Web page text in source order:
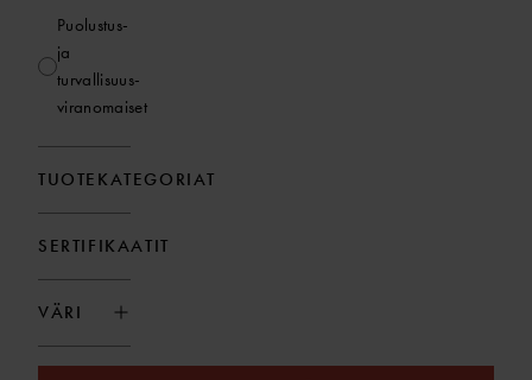
Puolustus-
ja
turvallisuus­
viranomaiset
TUOTEKATEGORIAT
SERTIFIKAATIT
VÄRI